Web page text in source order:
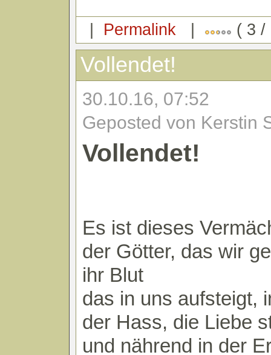
Permalink| ( 3 /
Vollendet!
30.10.16, 07:52
Geposted von Kerstin
Vollendet!
Es ist dieses
der Götter, das wir
ihr Blut
das in uns aufsteigt,
der Hass, die Liebe
und nährend in der